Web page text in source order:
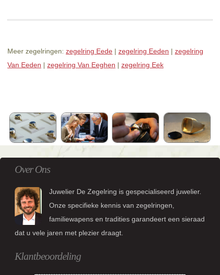
Meer zegelringen: zegelring Eede | zegelring Eeden | zegelring
Van Eeden | zegelring Van Eeghen | zegelring Eek
Over Ons
Juwelier De Zegelring is gespecialiseerd juwelier.
Onze specifieke kennis van zegelringen,
familiewapens en tradities garandeert een sieraad
dat u vele jaren met plezier draagt.
Klantbeoordeling